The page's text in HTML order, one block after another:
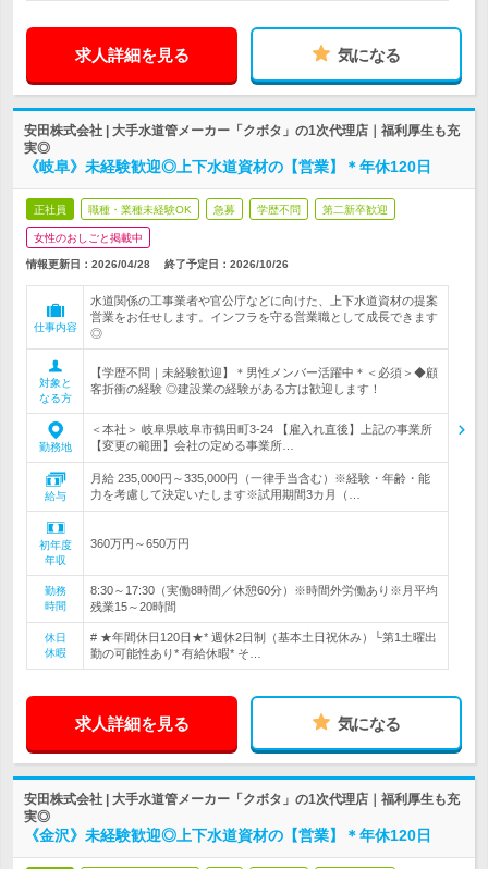
求人詳細を見る 気になる
安田株式会社 | 大手水道管メーカー「クボタ」の1次代理店｜福利厚生も充
実◎
《岐阜》未経験歓迎◎上下水道資材の【営業】＊年休120日
正社員 職種・業種未経験OK 急募 学歴不問 第二新卒歓迎
女性のおしごと掲載中
情報更新日：2026/04/28 終了予定日： 2026/10/26
仕事内容
水道関係の工事業者や官公庁などに向けた、上下水道資材の提案
営業をお任せします。インフラを守る営業職として成長できます
◎
対象と
なる方
【学歴不問｜未経験歓迎】＊男性メンバー活躍中＊＜必須＞◆顧
客折衝の経験 ◎建設業の経験がある方は歓迎します！
勤務地
＜本社＞ 岐阜県岐阜市鶴田町3-24 【雇入れ直後】上記の事業所
【変更の範囲】会社の定める事業所…
給与
月給 235,000円～335,000円（一律手当含む）※経験・年齢・能
力を考慮して決定いたします※試用期間3カ月（…
初年度
年収
360万円～650万円
勤務
時間
8:30～17:30（実働8時間／休憩60分）※時間外労働あり※月平均
残業15～20時間
休日
休暇
# ★年間休日120日★* 週休2日制（基本土日祝休み）└第1土曜出
勤の可能性あり* 有給休暇* そ…
求人詳細を見る 気になる
安田株式会社 | 大手水道管メーカー「クボタ」の1次代理店｜福利厚生も充
実◎
《金沢》未経験歓迎◎上下水道資材の【営業】＊年休120日